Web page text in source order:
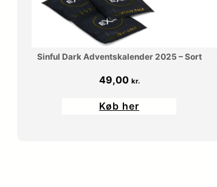
Sinful Dark Adventskalender 2025 – Sort
49,00 kr.
Køb her